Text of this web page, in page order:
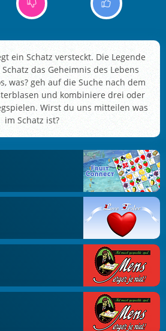
ein Schatz versteckt. Die Legende
das Geheimnis des Lebens
was? geh auf die Suche nach dem
und kombiniere drei oder
Wirst du uns mitteilen was
im Schatz ist?